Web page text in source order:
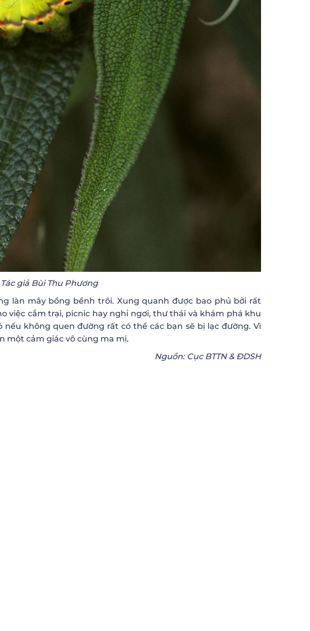
giả Bùi Thu Phương
làn mây bồng bềnh trôi. Xung quanh được bao phủ bởi rất
việc cắm trại, picnic hay nghỉ ngơi, thư thái và khám phá khu
không quen đường rất có thể các bạn sẽ bị lạc đường. Vì
một cảm giác vô cùng ma mị.
Nguồn: Cục BTTN & ĐDSH